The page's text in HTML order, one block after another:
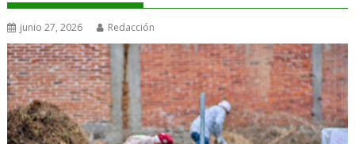
junio 27, 2026 Redacción